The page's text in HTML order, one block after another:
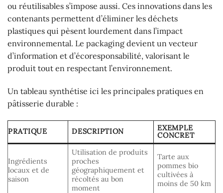
ou réutilisables s’impose aussi. Ces innovations dans les
contenants permettent d’éliminer les déchets
plastiques qui pèsent lourdement dans l’impact
environnemental. Le packaging devient un vecteur
d’information et d’écoresponsabilité, valorisant le
produit tout en respectant l’environnement.
Un tableau synthétise ici les principales pratiques en
pâtisserie durable :
PRATIQUE DESCRIPTION
EXEMPLE
CONCRET
Ingrédients
locaux et de
saison
Utilisation de produits
proches
géographiquement et
récoltés au bon
moment
Tarte aux
pommes bio
cultivées à
moins de 50 km